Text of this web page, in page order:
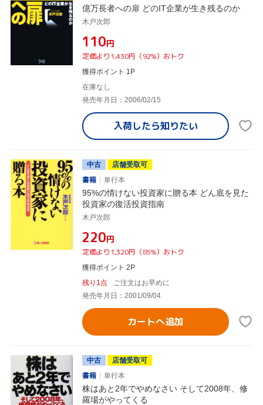
億万長者への扉 どのIT企業が生き残るのか
木戸次郎
¥110円
定価より1,430円（92%）おトク
獲得ポイント 1P
在庫なし
発売年月日：2006/02/15
入荷したら知りたい
中古
店舗受取可
書籍
単行本
95%の情けない投資家に贈る本 どん底を見た
投資家の復活投資指南
木戸次郎
¥220円
定価より1,320円（85%）おトク
獲得ポイント 2P
残り1点
ご注文はお早めに
発売年月日：2001/09/04
カートへ追加
中古
店舗受取可
書籍
単行本
株はあと2年でやめなさい そして2008年、修
羅場がやってくる